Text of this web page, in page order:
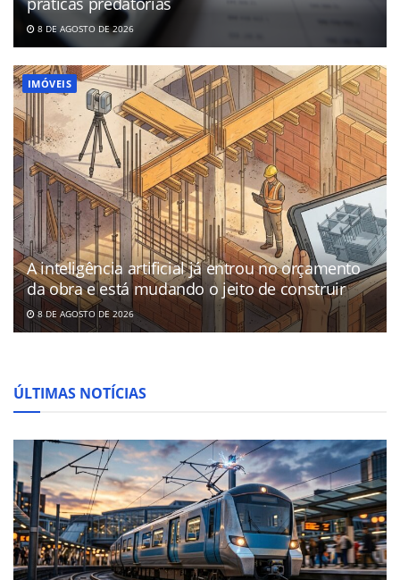
8 DE AGOSTO DE 2026
IMÓVEIS
A inteligência artificial já entrou no orçamento
da obra e está mudando o jeito de construir
8 DE AGOSTO DE 2026
ÚLTIMAS NOTÍCIAS